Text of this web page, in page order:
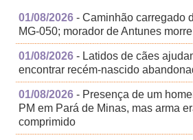
01/08/2026 - Caminhão carregado
MG-050; morador de Antunes
01/08/2026 - Latidos de cães
encontrar recém-nascido
01/08/2026 - Presença de um
PM em Pará de Minas, mas arma
comprimido